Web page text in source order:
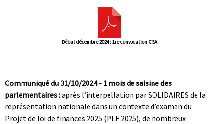
Début décembre 2024 : 1re convocation CSA
Communiqué du 31/10/2024 - 1 mois de saisine des
parlementaires :après l’interpellation par SOLIDAIRES de la
représentation nationale dans un contexte d’examen du
Projet de loi de finances 2025 (PLF 2025), de nombreux